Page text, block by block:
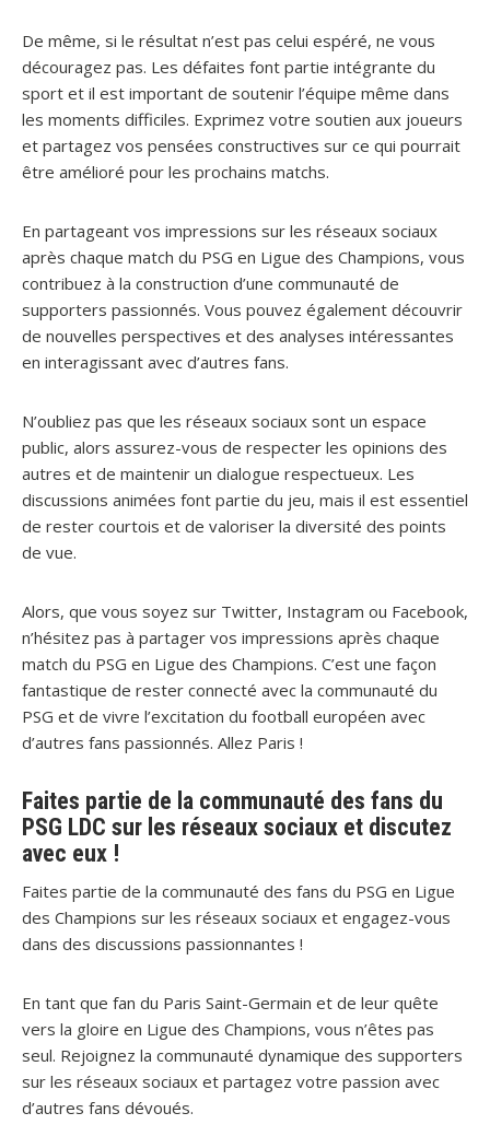
De même, si le résultat n’est pas celui espéré, ne vous
découragez pas. Les défaites font partie intégrante du
sport et il est important de soutenir l’équipe même dans
les moments difficiles. Exprimez votre soutien aux joueurs
et partagez vos pensées constructives sur ce qui pourrait
être amélioré pour les prochains matchs.
En partageant vos impressions sur les réseaux sociaux
après chaque match du PSG en Ligue des Champions, vous
contribuez à la construction d’une communauté de
supporters passionnés. Vous pouvez également découvrir
de nouvelles perspectives et des analyses intéressantes
en interagissant avec d’autres fans.
N’oubliez pas que les réseaux sociaux sont un espace
public, alors assurez-vous de respecter les opinions des
autres et de maintenir un dialogue respectueux. Les
discussions animées font partie du jeu, mais il est essentiel
de rester courtois et de valoriser la diversité des points
de vue.
Alors, que vous soyez sur Twitter, Instagram ou Facebook,
n’hésitez pas à partager vos impressions après chaque
match du PSG en Ligue des Champions. C’est une façon
fantastique de rester connecté avec la communauté du
PSG et de vivre l’excitation du football européen avec
d’autres fans passionnés. Allez Paris !
Faites partie de la communauté des fans du
PSG LDC sur les réseaux sociaux et discutez
avec eux !
Faites partie de la communauté des fans du PSG en Ligue
des Champions sur les réseaux sociaux et engagez-vous
dans des discussions passionnantes !
En tant que fan du Paris Saint-Germain et de leur quête
vers la gloire en Ligue des Champions, vous n’êtes pas
seul. Rejoignez la communauté dynamique des supporters
sur les réseaux sociaux et partagez votre passion avec
d’autres fans dévoués.